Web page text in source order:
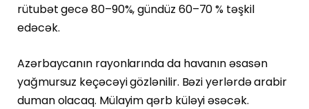
rütubət gecə 80–90%, gündüz 60–70 % təşkil
edəcək.
Azərbaycanın rayonlarında da havanın əsasən
yağmursuz keçəcəyi gözlənilir. Bəzi yerlərdə arabir
duman olacaq. Mülayim qərb küləyi əsəcək.